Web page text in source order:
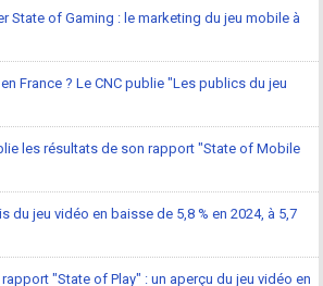
State of Gaming : le marketing du jeu mobile à
France ? Le CNC publie "Les publics du jeu
les résultats de son rapport "State of Mobile
du jeu vidéo en baisse de 5,8 % en 2024, à 5,7
"State of Play" : un aperçu du jeu vidéo en